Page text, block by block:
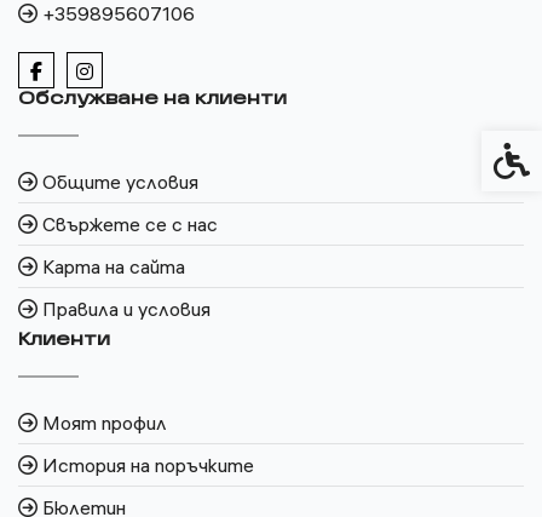
+359895607106
Обслужване на клиенти
Общите условия
Свържете се с нас
Карта на сайта
Правила и условия
Клиенти
Моят профил
История на поръчките
Бюлетин